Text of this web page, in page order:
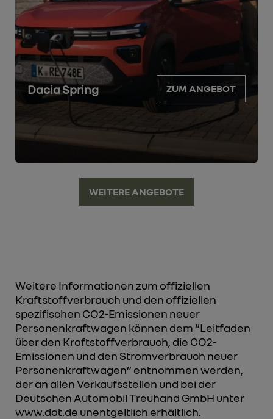
Dacia Spring ZUM ANGEBOT
WEITERE ANGEBOTE
Weitere Informationen zum offiziellen
Kraftstoffverbrauch und den offiziellen
spezifischen CO2-Emissionen neuer
Personenkraftwagen können dem “Leitfaden
über den Kraftstoffverbrauch, die CO2-
Emissionen und den Stromverbrauch neuer
Personenkraftwagen” entnommen werden,
der an allen Verkaufsstellen und bei der
Deutschen Automobil Treuhand GmbH unter
www.dat.de unentgeltlich erhältlich.